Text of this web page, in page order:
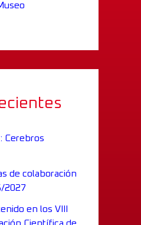
Cerebros
de colaboración
2027
en los VIII